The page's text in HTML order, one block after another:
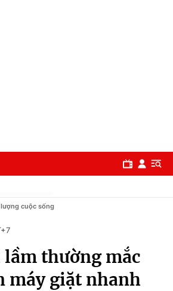
cuộc sống
lầm thường mắc
máy giặt nhanh